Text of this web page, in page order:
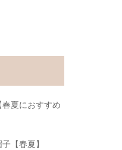
夏におすすめ
【春夏】